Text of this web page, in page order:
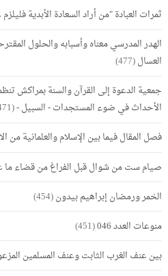
ثمرات العبادة "من أراد السعادة الأبدية
الهدر المدرسي معناه وأسبابه والحلول
العسال(477)
جمعية الدعوة إلى القرآن والسنة بمراكش
الأحداث في ضوء المستجدات - السبيل -(471)
فصل المقال فيما بين الإسلام والعلمانية من
صيام ست من شوال قبل الفراغ من قضاء ما
الخمر ورمضان إبراهيم بيدون(454)
منوعات العدد 046
(451)
بين عنف الغرب الثابت وعنف المسلمين